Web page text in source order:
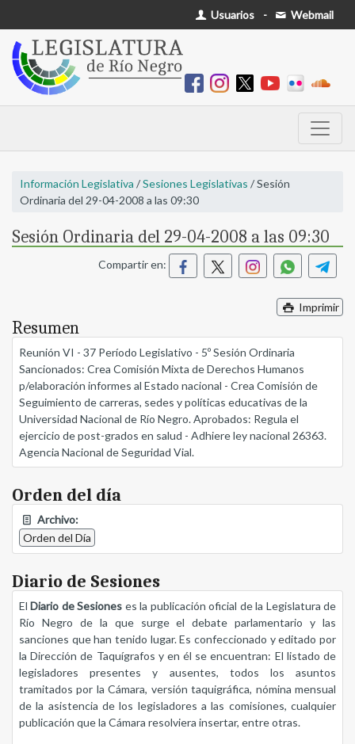
Usuarios - Webmail
Información Legislativa /Sesiones Legislativas / Sesión
Ordinaria del 29-04-2008 a las 09:30
Sesión Ordinaria del 29-04-2008 a las 09:30
Compartir en:
Imprimir
Resumen
Reunión VI - 37 Período Legislativo - 5º Sesión Ordinaria
Sancionados: Crea Comisión Mixta de Derechos Humanos
p/elaboración informes al Estado nacional - Crea Comisión de
Seguimiento de carreras, sedes y políticas educativas de la
Universidad Nacional de Río Negro. Aprobados: Regula el
ejercicio de post-grados en salud - Adhiere ley nacional 26363.
Agencia Nacional de Seguridad Vial.
Orden del día
Archivo:
Orden del Día
Diario de Sesiones
ElDiario de Sesiones es la publicación oficial de la Legislatura de
Río Negro de la que surge el debate parlamentario y las
sanciones que han tenido lugar. Es confeccionado y editado por
la Dirección de Taquígrafos y en él se encuentran: El listado de
legisladores presentes y ausentes, todos los asuntos
tramitados por la Cámara, versión taquigráfica, nómina mensual
de la asistencia de los legisladores a las comisiones, cualquier
publicación que la Cámara resolviera insertar, entre otras.